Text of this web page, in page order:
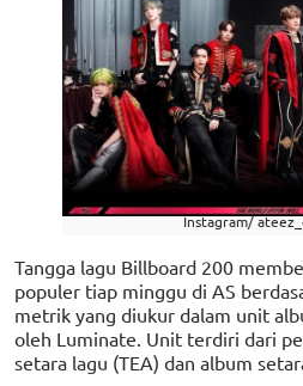
Instagram/
Tangga lagu Billboard 200
populer tiap minggu di AS
metrik yang diukur dalam unit
oleh Luminate. Unit terdiri dari
setara lagu (TEA) dan album